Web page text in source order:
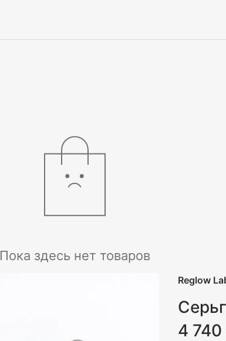
Пока здесь нет товаров
Reglow
4